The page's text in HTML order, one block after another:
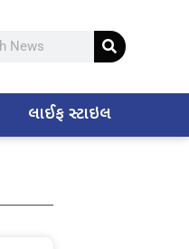
લાઈફ સ્ટાઇલ